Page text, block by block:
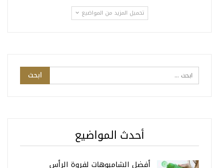
تحميل المزيد من المواضيع
أحدث المواضيع
أفضل الشامبوهات لفروة الرأس